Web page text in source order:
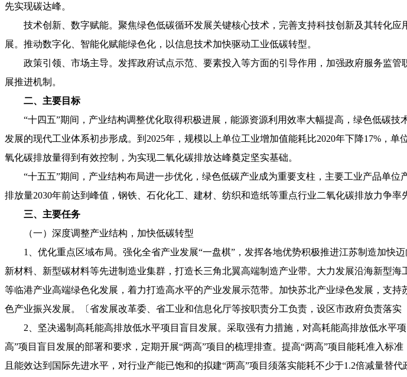
先实现碳达峰。
技术创新、数字赋能。聚焦绿色低碳循环发展关键核心技术，完善支持科技创新及其转化
展。推动数字化、智能化赋能绿色化，以信息技术加快驱动工业低碳转型。
政策引领、市场主导。发挥政府试点示范、要素投入等方面的引导作用，加强政府服务监
展推进机制。
二、主要目标
“十四五”期间，产业结构调整优化取得积极进展，能源资源利用效率大幅提高，绿色低碳
发展的现代工业体系初步形成。到2025年，规模以上单位工业增加值能耗比2020年下降17%，
氧化碳排放量得到有效控制，为实现二氧化碳排放达峰奠定坚实基础。
“十五五”期间，产业结构布局进一步优化，绿色低碳产业成为重要支柱，主要工业产品单
排放量2030年前达到峰值，钢铁、石化化工、建材、纺织和造纸等重点行业二氧化碳排放力争率
三、主要任务
（一）深度调整产业结构，加快低碳转型
1、优化重点区域布局。强化全省产业发展“一盘棋”，发挥各地优势积极推进江苏制造加
新材料、新型碳材料等先进制造业集群，打造长三角北翼高端制造产业带。大力发展沿海新型
等临港产业高端绿色化发展，着力打造高水平的产业发展示范带。加快苏北产业绿色发展，支
色产业振兴发展。〔省发展改革委、省工业和信息化厅等按职责分工负责，设区市政府负责落实
2、坚决遏制高耗能高排放低水平项目盲目发展。采取强有力措施，对高耗能高排放低水
高”项目盲目发展的部署和要求，定期开展“两高”项目的梳理排查。提高“两高”项目能耗准入标
且能效达到国际先进水平，对行业产能已饱和的拟建“两高”项目须落实能耗不少于1.2倍减量替